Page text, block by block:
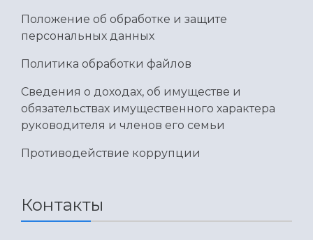
Положение об обработке и защите
персональных данных
Политика обработки файлов
Сведения о доходах, об имуществе и
обязательствах имущественного характера
руководителя и членов его семьи
Противодействие коррупции
Контакты